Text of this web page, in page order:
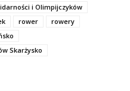
i Olimpijczyków
rower
rowery
Skarżysko